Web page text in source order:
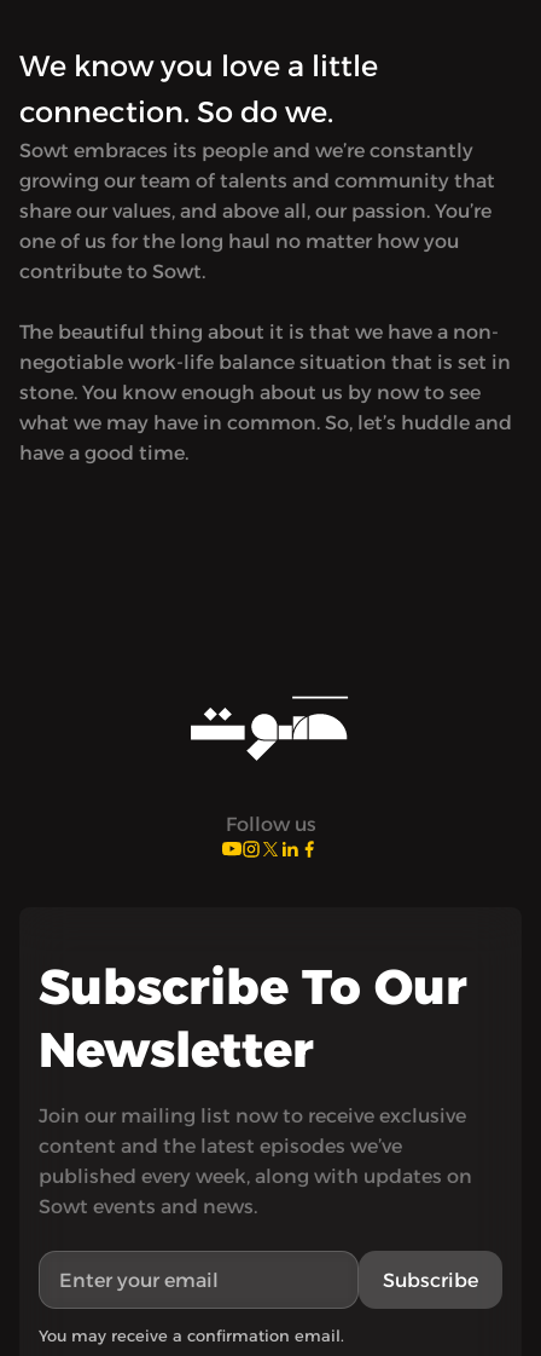
We know you love a little
connection. So do we.
Sowt embraces its people and we’re constantly
growing our team of talents and community that
share our values, and above all, our passion. You’re
one of us for the long haul no matter how you
contribute to Sowt.
The beautiful thing about it is that we have a non-
negotiable work-life balance situation that is set in
stone. You know enough about us by now to see
what we may have in common. So, let’s huddle and
have a good time.
Follow us
Subscribe To Our
Newsletter
Join our mailing list now to receive exclusive
content and the latest episodes we’ve
published every week, along with updates on
Sowt events and news.
Subscribe
You may receive a confirmation email.